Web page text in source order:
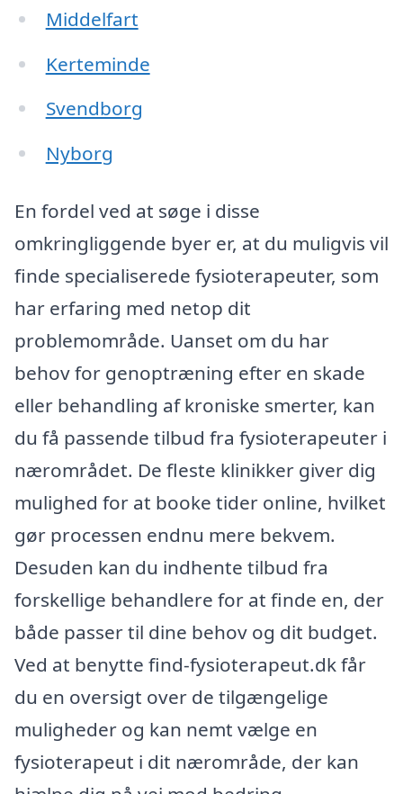
Middelfart
Kerteminde
Svendborg
Nyborg
En fordel ved at søge i disse
omkringliggende byer er, at du muligvis vil
finde specialiserede fysioterapeuter, som
har erfaring med netop dit
problemområde. Uanset om du har
behov for genoptræning efter en skade
eller behandling af kroniske smerter, kan
du få passende tilbud fra fysioterapeuter i
nærområdet. De fleste klinikker giver dig
mulighed for at booke tider online, hvilket
gør processen endnu mere bekvem.
Desuden kan du indhente tilbud fra
forskellige behandlere for at finde en, der
både passer til dine behov og dit budget.
Ved at benytte find-fysioterapeut.dk får
du en oversigt over de tilgængelige
muligheder og kan nemt vælge en
fysioterapeut i dit nærområde, der kan